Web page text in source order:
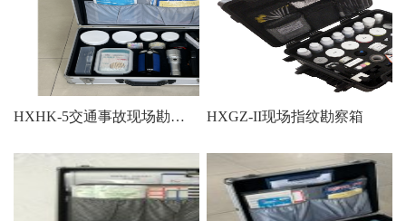
HXHK-5交通事故现场勘查箱（带匀光手电） HXGZ-II现场指纹勘察箱